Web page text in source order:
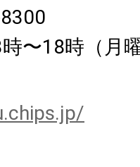
〜18時（月